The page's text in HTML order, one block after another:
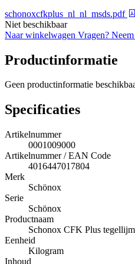
schonoxcfkplus_nl_nl_msds.pdf
Niet beschikbaar
Naar winkelwagen Vragen?
Productinformatie
Geen productinformatie
Specificaties
Artikelnummer
0001009000
Artikelnummer / EAN Code
4016447017804
Merk
Schönox
Serie
Schönox
Productnaam
Schonox CFK Plus
Eenheid
Kilogram
Inhoud